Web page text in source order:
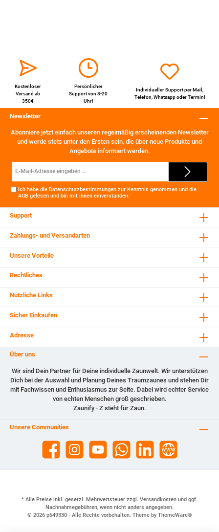
Kostenloser
Versand ab
350€
Persönlicher
Support von 8-20
Uhr!
Individueller Support perMail,
Telefon,WhatsappoderTermin!
Newsletter
Abonniere jetzt einfach unseren regelmäßig erscheinenden Newsletter
und werde stets unter den Ersten sein, die über neue Produkte und
Angebote informiert werden.
Ich habe die Datenschutzbestimmungen zur Kenntnis genommen und die
AGB gelesen und bin mit ihnen einverstanden.
Support
Zahlungs- und Versandarten
Unsere Vorteile
Rechtliches
Nützliche Links
Sicher Einkaufen
Adresse
Über uns
Wir sind Dein Partner für Deine individuelle Zaunwelt. Wir unterstützen
Dich bei der Auswahl und Planung Deines Traumzaunes und stehen Dir
mit Fachwissen und Enthusiasmus zur Seite. Dabei wird echter Service
von echten Menschen groß geschrieben.
Zaunify - Z steht für Zaun.
Unsere Communities
* Alle Preise inkl. gesetzl. Mehrwertsteuer zzgl. Versandkosten und ggf.
Nachnahmegebühren, wenn nicht anders angegeben.
© 2026 p649330 - Alle Rechte vorbehalten. Theme by ThemeWare®